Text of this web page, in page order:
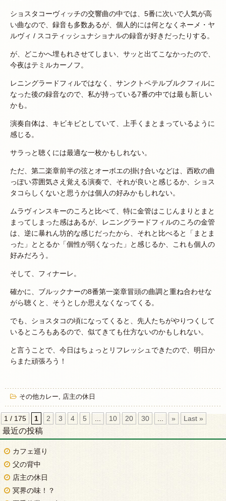
ショスタコーヴィッチの交響曲の中では、5番に次いで人気が高
い曲なので、録音も多数あるが、個人的には何となくネーメ・ヤ
ルヴィ / スコティッシュナショナルの録音が好きだったりする。
が、どこかへ埋もれさせてしまい、サッと出てこなかったので、
今夜はテミルカーノフ。
レニングラードフィルではなく、サンクトペテルブルクフィルに
なった後の録音なので、私が持っている7番の中では最も新しい
かも。
演奏自体は、キビキビとしていて、上手くまとまっているように
感じる。
サラっと聴くには最適な一枚かもしれない。
ただ、第二楽章前半の弦とオーボエの掛け合いなどは、西欧の曲
っぽい雰囲気さえ覚える演奏で、それが良いと感じるか、ショス
タコらしくないと思うかは個人の好みかもしれない。
ムラヴィンスキーのころと比べて、特に金管はこじんまりとまと
まってしまった感はあるが、レニングラードフィルのころの金管
は、逆に暴れん坊的な感じだったから、それと比べると「まとま
った」ととるか「個性が弱くなった」と感じるか、これも個人の
好みだろう。
そして、フィナーレ。
確かに、ブルックナーの8番第一楽章冒頭の曲調と重ね合わせな
がら聴くと、そうとしか思えなくなってくる。
でも、ショスタコの頃になってくると、先人たちがやりつくして
いるところもあるので、似てきても仕方ないのかもしれない。
と言うことで、今日はちょっとリフレッシュできたので、明日か
らまた頑張ろう！
その他カレー 店主の休日
1 / 175 1 2 3 4 5 10 20 30 » Last »
最近の投稿
カフェ巡り
父の背中
店主の休日
冥界の味！？